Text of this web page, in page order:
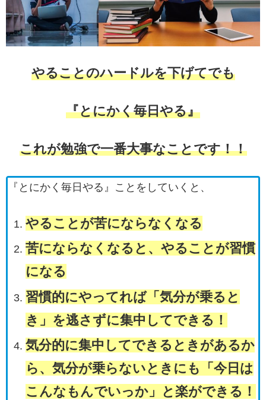
やることのハードルを下げてでも
『とにかく毎日やる』
これが勉強で一番大事なことです！！
『とにかく毎日やる』ことをしていくと、
やることが苦にならなくなる
苦にならなくなると、やることが習慣
になる
習慣的にやってれば「気分が乗ると
き」を逃さずに集中してできる！
気分的に集中してできるときがあるか
ら、気分が乗らないときにも「今日は
こんなもんでいっか」と楽ができる！